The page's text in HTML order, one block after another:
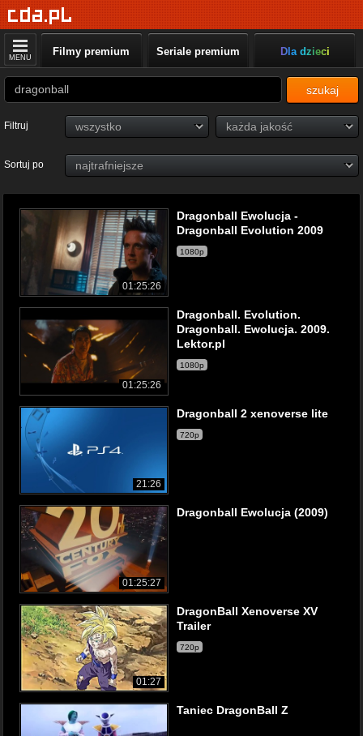
MENU Filmy premium Seriale premium Dla dzieci
szukaj
Filtruj
Sortuj po
01:25:26
Dragonball Ewolucja -
Dragonball Evolution 2009
1080p
01:25:26
Dragonball. Evolution.
Dragonball. Ewolucja. 2009.
Lektor.pl
1080p
21:26
Dragonball 2 xenoverse lite
720p
01:25:27
Dragonball Ewolucja (2009)
01:27
DragonBall Xenoverse XV
Trailer
720p
Taniec DragonBall Z